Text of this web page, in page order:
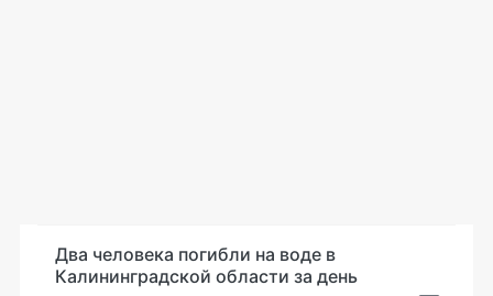
Два человека погибли на воде в
Калининградской области за день